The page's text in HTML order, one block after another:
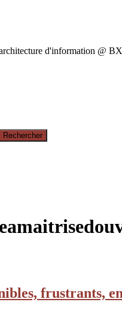
d'information @
frustrants,